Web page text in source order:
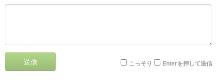
送信 こっそり Enterを押して送信